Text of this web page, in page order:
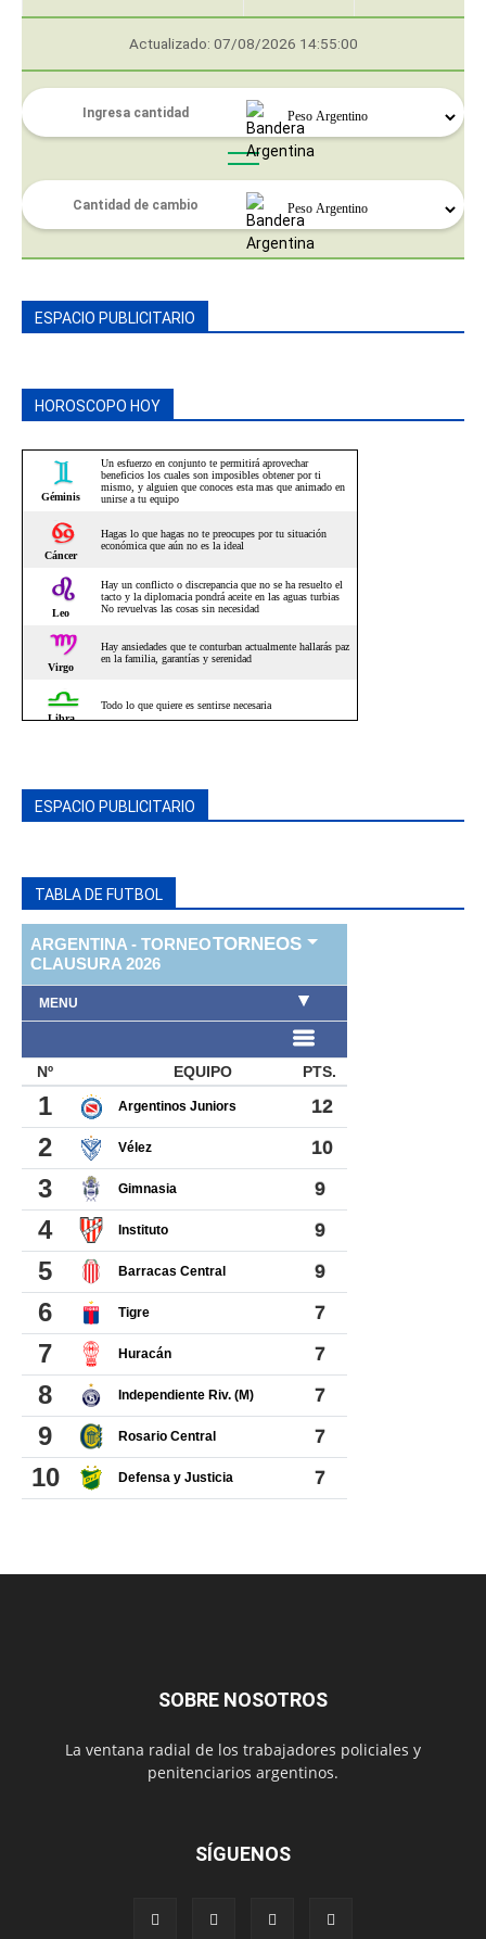
Actualizado: 07/08/2026 14:55:00
ESPACIO PUBLICITARIO
HOROSCOPO HOY
ESPACIO PUBLICITARIO
TABLA DE FUTBOL
SOBRE NOSOTROS
La ventana radial de los trabajadores policiales y
penitenciarios argentinos.
SÍGUENOS